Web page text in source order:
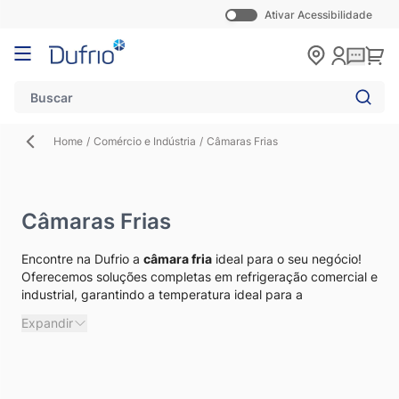
Ativar Acessibilidade
Pular para o conteúdo
Home / Comércio e Indústria / Câmaras Frias
Câmaras Frias
Encontre na Dufrio a câmara fria ideal para o seu negócio!
Oferecemos soluções completas em refrigeração comercial e
industrial, garantindo a temperatura ideal para a
produtos. Navegue pela nossa categoria e descubra por que
Expandir